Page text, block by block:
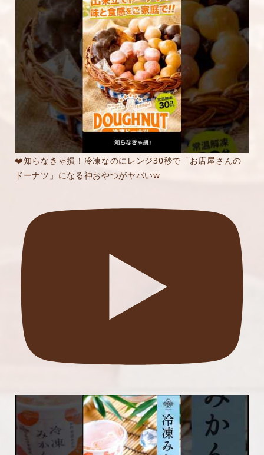
❤️知らなきゃ損！冷凍なのにレンジ30秒で「お店屋さんの
ドーナツ」になる神おやつがヤバいw